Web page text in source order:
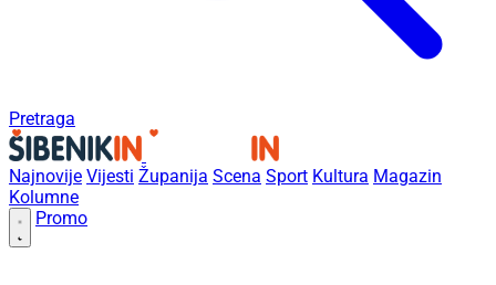
Pretraga
Najnovije Vijesti Županija Scena Sport Kultura Magazin
Kolumne
Promo